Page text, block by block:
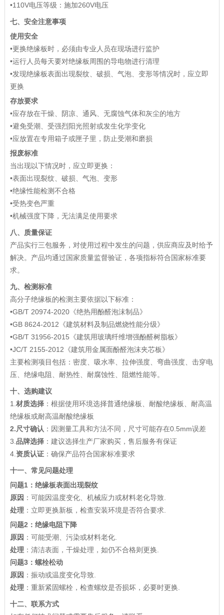
•110V电压等级：施加260V电压
七、安全注意事项
使用安全
•更换绝缘板时，必须由专业人员在现场进行监护
•运行人员每天要对绝缘板周围的导电物进行清理
•发现绝缘板表面出现裂纹、破损、气泡、变形等情况时，应立即
更换
存放要求
•应存放在干燥、阴凉、通风、无腐蚀气体和灰尘的地方
•避免受潮、受强烈阳光照射或发生化学变化
•应放置在专用箱子或匣子里，防止受潮和磨损
报废标准
当出现以下情况时，应立即更换：
•表面出现裂纹、破损、气泡、变形
•绝缘性能检测不合格
•受热变色严重
•机械强度下降，无法满足使用要求
八、质量保证
产品实行三包服务，对使用过程中发生的问题，供应商应及时给予
解决。产品均通过国家质量监督验证，各项指标符合国家标准要
求。
九、检测标准
高分子绝缘板的检测主要依据以下标准：
•GB/T 20974-2020《绝热用酚醛泡沫制品》
•GB 8624-2012《建筑材料及制品燃烧性能分级》
•GB/T 31956-2015《建筑用玻璃纤维增强酚醛树脂板》
•JC/T 2155-2012《建筑用金属面酚醛泡沫夹芯板》
主要检测项目包括：密度、吸水率、拉伸强度、弯曲强度、击穿电
压、绝缘电阻、耐热性、耐腐蚀性、阻燃性能等。
十、选购建议
1. 材质选择：根据使用环境选择普通绝缘板、耐酸绝缘板、耐高温
绝缘板或耐高温耐酸绝缘板
2.尺寸确认 ：因测量工具和方法不同，尺寸可能存在0.5mm误差
3. 品牌选择：建议选择生产厂家购买，售后服务有保证
4. 资质认证：确保产品符合国家标准要求
十一、常见问题处理
问题1：绝缘板表面出现裂纹
原因 ：可能因温度变化、机械应力或材料老化导致.
处理：立即更换新板，检查安装环境是否符合要求.
问题2：绝缘电阻下降
原因 ：可能受潮、污染或材料老化.
处理：清洁表面，干燥处理，如仍不合格则更换.
问题3：螺栓松动
原因 ：振动或温度变化导致.
处理：重新紧固螺栓，检查螺纹是否损坏，必要时更换.
十二、联系方式